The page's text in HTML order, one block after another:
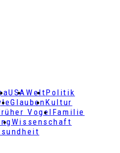
USAWeltPolitik
GlaubenKultur
VogelFamilie
Wissenschaft